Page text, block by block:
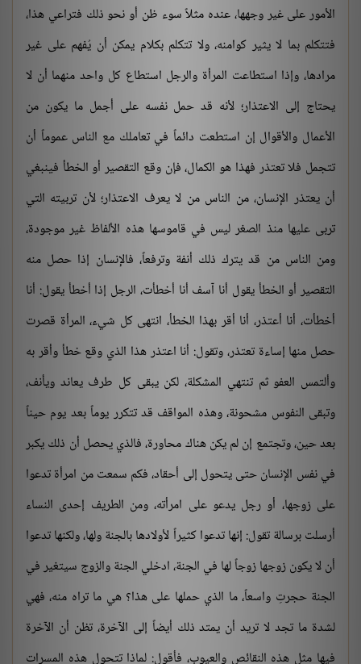
الأمور على غير وجهها، عنده مثلاً سوء ظن أو نحو ذلك فتراعي هذا،
فتتكلم بما لا يثير كوامنه، ولا تتكلم بكلام يمكن أن يُفهم على غير
مرادها، وإذا استطاعت المرأة والرجل استطاع كل واحد منهما أن لا
يحتاج إلى الاعتذار؛ لأنه قد حمل نفسه على أجمل ما يكون من
الأعمال والأقوال إن استطعت دائماً في تعاملك مع الناس عموماً أن
تتجمل فلا تعتذر فهذا هو الكمال، فإن وقع التقصير أو الخطأ فينبغي
أن يعتذر الإنسان، من الناس من لا يعرف الاعتذار؛ لأن تربيته التي
تربى عليها منذ الصغر ليس في قاموسها هذه الألفاظ غير موجودة،
ومن الناس من قد يترك ذلك أنفة وترفعاً، فالإنسان إذا حصل منه
التقصير أو الخطأ يقول أنا آسف أنا أخطأت، الرجل إذا أخطأ يقول: أنا
أخطأت، أنا أعتذر، أنا أقر بهذا الخطأ، انتهى كل شيء، المرأة قصرت
حصل منها إساءة تعتذر، وتقول: أنا اعتذر هذا الذي وقع خطأ وأقر به
وألتمس العفو ثم تنتهي المشكلة، لكن يبقى كل طرف يعاند ويأنف،
وتبقى النفوس مشحونة، وهذه المواقف قد تتكرر يوماً بعد يوم حيناً
بعد حين، وتجتمع إن لم يكن هناك محاورة، فالذي يحصل أن ذلك يكبر
في نفس الإنسان حتى يتحول إلى أحقاد، فكم سمعت من امرأة تدعوا
على زوجها، أو رجل يدعو على امرأته، ومن الطريف إحدى النساء
أرسلت برسالة تقول: إنها تدعوا كثيراً لأولادها بالجنة ولها، ولكنها تدعوا
أن لا يكون زوجها زوجاً لها في الجنة، ادخلي الجنة والزوج سيتغير في
الجنة حجرتِ واسعاً، ما الذي حملها على هذا؟ هي ما تراه منه، فهي
لشدة ما تجد لا تريد أن يمتد ذلك أيضاً إلى الآخرة، تظن أن الآخرة
فيها مثل هذه النقائص والعيوب، فأقول: لماذا تتحول هذه المسرات